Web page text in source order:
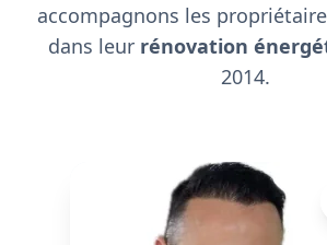
accompagnons les
dans leurrénovation
2014.